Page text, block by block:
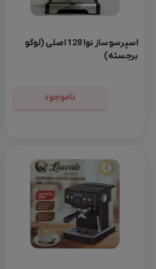
اسپرسوساز نوا 128 اصلی (لوگو
برجسته)
ناموجود